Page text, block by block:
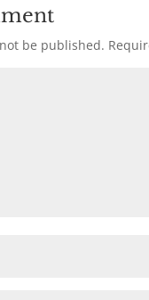
be published.